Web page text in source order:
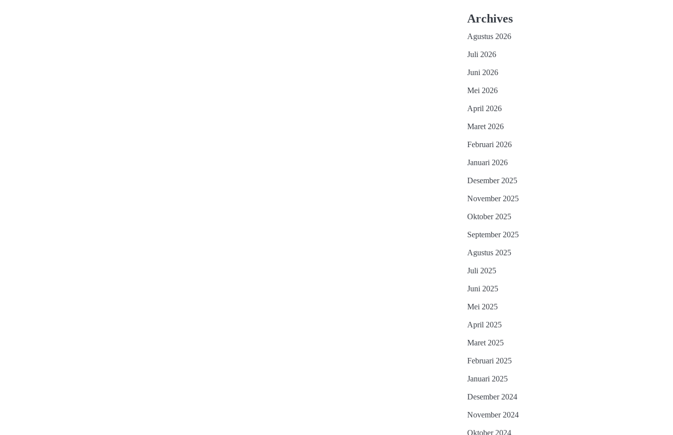
Archives
Agustus 2026
Juli 2026
Juni 2026
Mei 2026
April 2026
Maret 2026
Februari 2026
Januari 2026
Desember 2025
November 2025
Oktober 2025
September 2025
Agustus 2025
Juli 2025
Juni 2025
Mei 2025
April 2025
Maret 2025
Februari 2025
Januari 2025
Desember 2024
November 2024
Oktober 2024